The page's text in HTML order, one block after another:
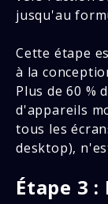
jusqu'au
Cette étape
à la
Plus de 60 %
d'appareils
tous les
desktop),
Étape 3